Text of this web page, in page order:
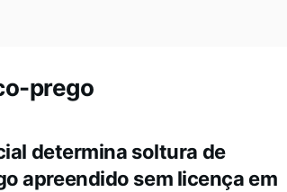
prego
determina soltura de
apreendido sem licença em